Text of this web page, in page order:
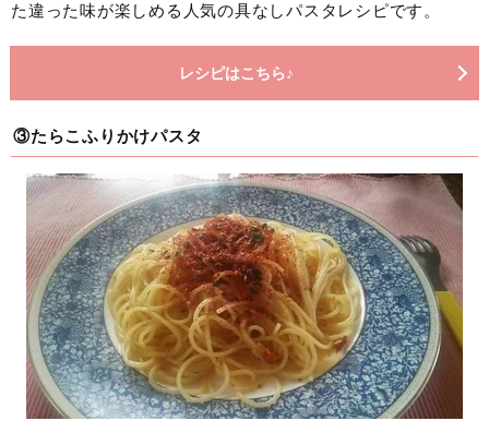
た違った味が楽しめる人気の具なしパスタレシピです。
レシピはこちら♪
③たらこふりかけパスタ